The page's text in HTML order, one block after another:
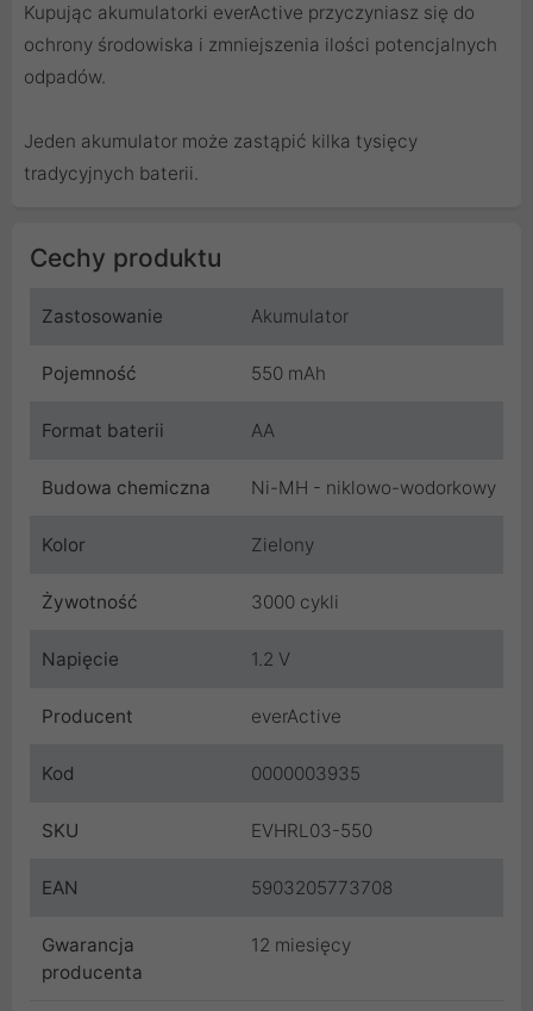
Kupując akumulatorki everActive przyczyniasz się do
ochrony środowiska i zmniejszenia ilości potencjalnych
odpadów.
Jeden akumulator może zastąpić kilka tysięcy
tradycyjnych baterii.
Cechy produktu
Zastosowanie Akumulator
Pojemność 550 mAh
Format baterii AA
Budowa chemiczna Ni-MH - niklowo-wodorkowy
Kolor Zielony
Żywotność 3000 cykli
Napięcie 1.2 V
Producent everActive
Kod 0000003935
SKU EVHRL03-550
EAN 5903205773708
Gwarancja
producenta
12 miesięcy